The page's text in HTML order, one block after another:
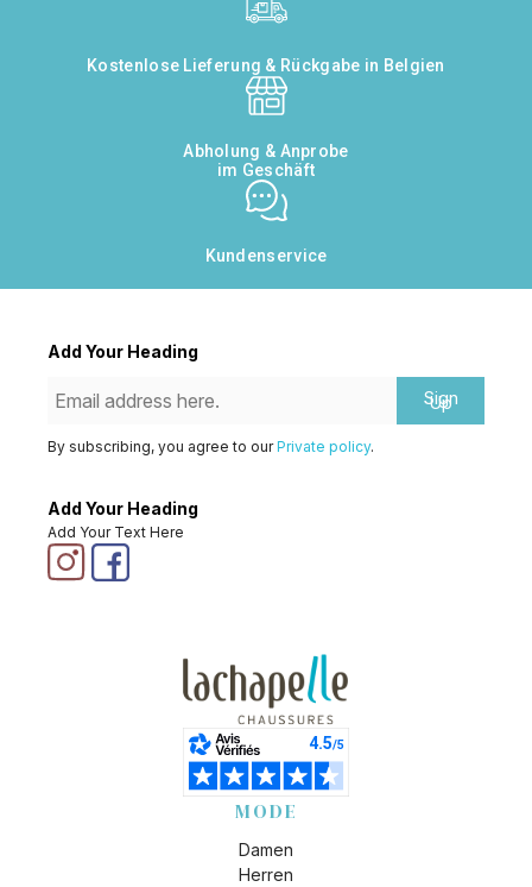
Kostenlose Lieferung & Rückgabe in Belgien
Abholung & Anprobe
im Geschäft
Kundenservice
Add Your Heading
Sign
Up
By subscribing, you agree to ourPrivate policy.
Add Your Heading
Add Your Text Here
MODE
Damen
Herren